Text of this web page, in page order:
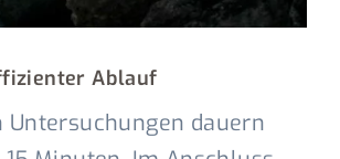
Ablauf
Untersuchungen dauern